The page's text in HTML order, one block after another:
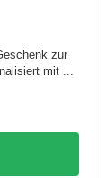
zur
mit ...